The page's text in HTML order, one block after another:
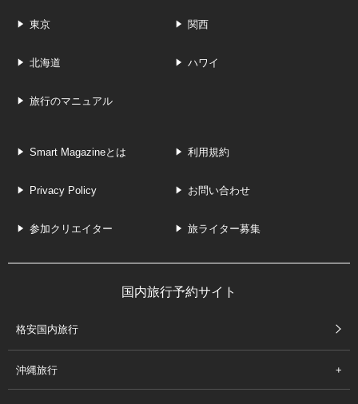
東京 関西
北海道 ハワイ
旅行のマニュアル
Smart Magazineとは 利用規約
Privacy Policy お問い合わせ
参加クリエイター 旅ライター募集
国内旅行予約サイト
格安国内旅行
沖縄旅行